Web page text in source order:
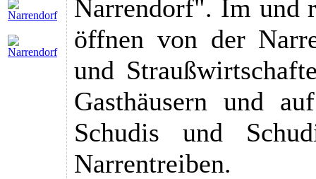
Narrendorf". Im und
öffnen von der
und
Gasthäusern und
Schudis und
Narrentreiben.